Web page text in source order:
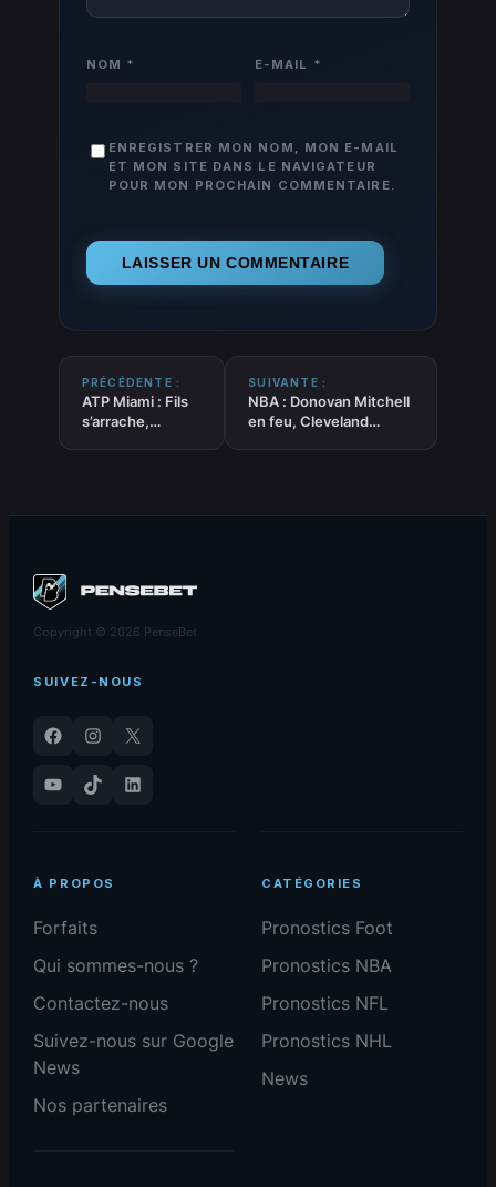
NOM * E-MAIL *
ENREGISTRER MON NOM, MON E-MAIL
ET MON SITE DANS LE NAVIGATEUR
POUR MON PROCHAIN COMMENTAIRE.
PRÉCÉDENTE :
ATP Miami : Fils
s’arrache,
SUIVANTE :
NBA : Donovan Mitchell
en feu, Cleveland
Copyright © 2026 PenseBet
SUIVEZ-NOUS
Facebook Instagram
X
YouTube
TikTok LinkedIn
À PROPOS
Forfaits
Qui sommes-nous ?
Contactez-nous
Suivez-nous sur Google
News
Nos partenaires
CATÉGORIES
Pronostics Foot
Pronostics NBA
Pronostics NFL
Pronostics NHL
News